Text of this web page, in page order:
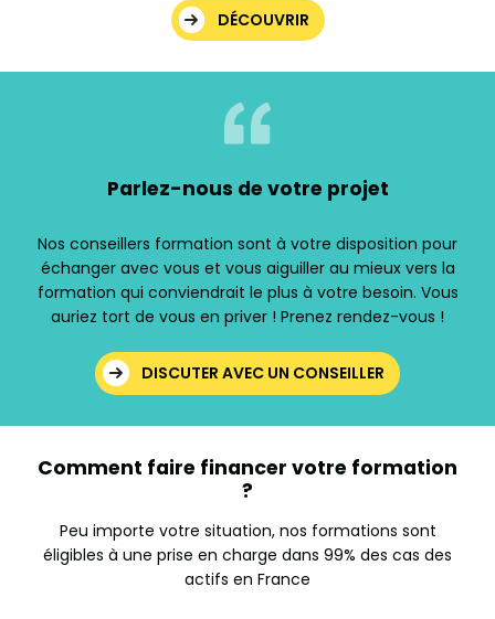
DÉCOUVRIR
Parlez-nous de votre projet
Nos conseillers formation sont à votre disposition pour
échanger avec vous et vous aiguiller au mieux vers la
formation qui conviendrait le plus à votre besoin. Vous
auriez tort de vous en priver ! Prenez rendez-vous !
DISCUTER AVEC UN CONSEILLER
Comment faire financer votre formation
?
Peu importe votre situation, nos formations sont
éligibles à une prise en charge dans 99% des cas des
actifs en France